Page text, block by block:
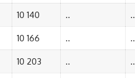
10 140 .. ..
10 166 .. ..
10 203 .. ..